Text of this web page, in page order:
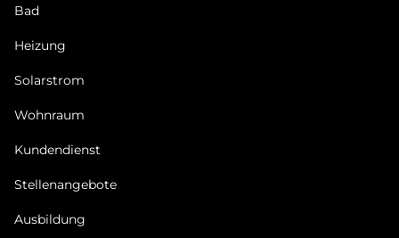
Bad
Heizung
Solarstrom
Wohnraum
Kundendienst
Stellenangebote
Ausbildung